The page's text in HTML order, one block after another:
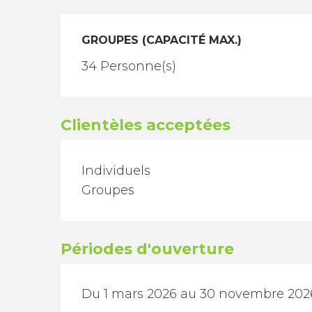
GROUPES (CAPACITÉ MAX.)
GROUPES (CAPACITÉ MAX.)
34 Personne(s)
Clientèles acceptées
Individuels
Groupes
Périodes d'ouverture
Du 1 mars 2026 au 30 novembre